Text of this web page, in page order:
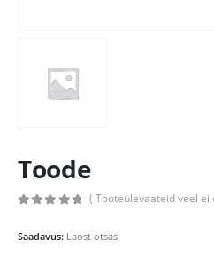
Toode
( Tooteülevaateid veel ei
Saadavus: Laost otsas